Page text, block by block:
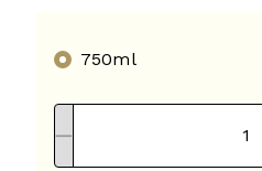
750ml